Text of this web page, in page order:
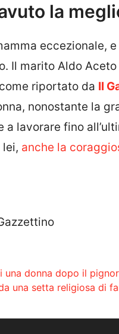
la
eccezionale,
Il marito Aldo
riportato da Il
nonostante la
a lavorare fino
anche la
una donna dopo il
una setta religiosa di